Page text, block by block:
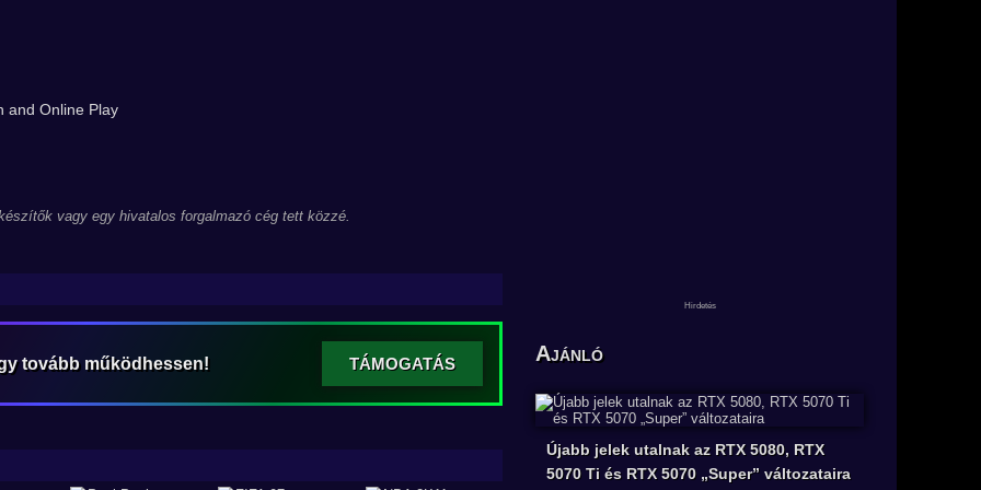
and Online Play
vagy egy hivatalos forgalmazó cég tett közzé.
tovább működhessen! TÁMOGATÁS Ajánló
Újabb jelek utalnak az RTX 5080, RTX
5070 Ti és RTX 5070 „Super” változataira